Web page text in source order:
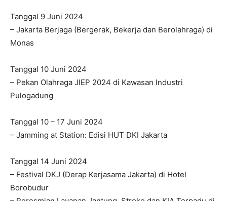
Tanggal 9 Juni 2024
– Jakarta Berjaga (Bergerak, Bekerja dan Berolahraga) di
Monas
Tanggal 10 Juni 2024
– Pekan Olahraga JIEP 2024 di Kawasan Industri
Pulogadung
Tanggal 10 – 17 Juni 2024
– Jamming at Station: Edisi HUT DKI Jakarta
Tanggal 14 Juni 2024
– Festival DKJ (Derap Kerjasama Jakarta) di Hotel
Borobudur